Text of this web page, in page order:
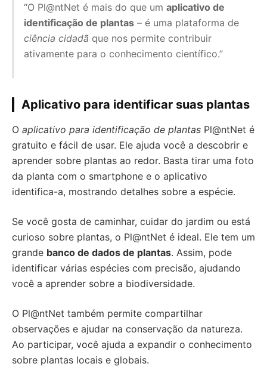
“O Pl@ntNet é mais do que um aplicativo de
identificação de plantas – é uma plataforma de
ciência cidadã que nos permite contribuir
ativamente para o conhecimento científico.”
Aplicativo para identificar suas plantas
O aplicativo para identificação de plantas Pl@ntNet é
gratuito e fácil de usar. Ele ajuda você a descobrir e
aprender sobre plantas ao redor. Basta tirar uma foto
da planta com o smartphone e o aplicativo
identifica-a, mostrando detalhes sobre a espécie.
Se você gosta de caminhar, cuidar do jardim ou está
curioso sobre plantas, o Pl@ntNet é ideal. Ele tem um
grande banco de dados de plantas. Assim, pode
identificar várias espécies com precisão, ajudando
você a aprender sobre a biodiversidade.
O Pl@ntNet também permite compartilhar
observações e ajudar na conservação da natureza.
Ao participar, você ajuda a expandir o conhecimento
sobre plantas locais e globais.